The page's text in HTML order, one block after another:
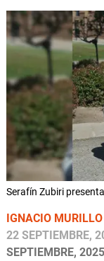
Serafín Zubiri
IGNACIO MURILLO
22 SEPTIEMBRE,
SEPTIEMBRE,